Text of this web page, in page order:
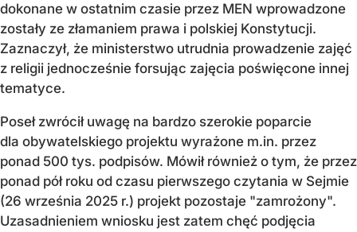
dokonane w ostatnim czasie przez MEN wprowadzone
zostały ze złamaniem prawa i polskiej Konstytucji.
Zaznaczył, że ministerstwo utrudnia prowadzenie zajęć
z religii jednocześnie forsując zajęcia poświęcone innej
tematyce.
Poseł zwrócił uwagę na bardzo szerokie poparcie
dla obywatelskiego projektu wyrażone m.in. przez
ponad 500 tys. podpisów. Mówił również o tym, że przez
ponad pół roku od czasu pierwszego czytania w Sejmie
(26 września 2025 r.) projekt pozostaje "zamrożony".
Uzasadnieniem wniosku jest zatem chęć podjęcia